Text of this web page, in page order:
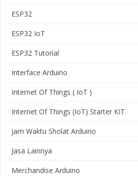
ESP32
ESP32 IoT
ESP32 Tutorial
Interface Arduino
Internet Of Things ( IoT )
Internet Of Things (IoT) Starter KIT
Jam Waktu Sholat Arduino
Jasa Lainnya
Merchandise Arduino